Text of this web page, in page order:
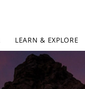
LEARN & EXPLORE